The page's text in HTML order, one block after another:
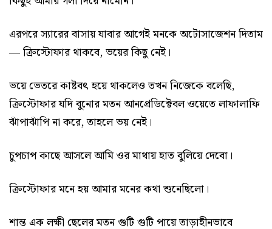
এরপরে স্যারের বাসায় যাবার আগেই মনকে অটোসাজেশন দিতাম
— ক্রিস্টোফার থাকবে, ভয়ের কিছু নেই।
ভয়ে ভেতরে কাষ্টবৎ হয়ে থাকলেও তখন নিজেকে বলেছি,
ক্রিস্টোফার যদি বুনোর মতন আনপ্রেডিক্টেবল ওয়েতে লাফালাফি
ঝাঁপাঝাঁপি না করে, তাহলে ভয় নেই।
চুপচাপ কাছে আসলে আমি ওর মাথায় হাত বুলিয়ে দেবো।
ক্রিস্টোফার মনে হয় আমার মনের কথা শুনেছিলো।
শান্ত এক লক্ষী ছেলের মতন গুটি গুটি পায়ে তাড়াহীনভাবে